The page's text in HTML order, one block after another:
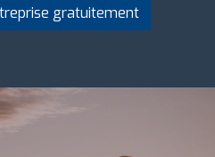
gratuitement